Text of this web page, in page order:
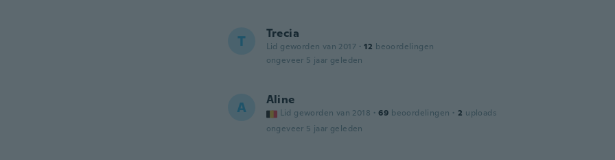
T Trecia
Lid geworden van 2017 · 12 beoordelingen
ongeveer 5 jaar geleden
A Aline
Lid geworden van 2018 · 69 beoordelingen · 2 uploads
ongeveer 5 jaar geleden